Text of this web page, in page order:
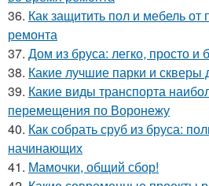
36. Как защитить пол и мебель
ремонта
37. Дом из бруса: легко, просто и
38. Какие лучшие парки и скверы
39. Какие виды транспорта
перемещения по Воронежу
40. Как собрать сруб из бруса:
начинающих
41. Мамочки, общий сбор!